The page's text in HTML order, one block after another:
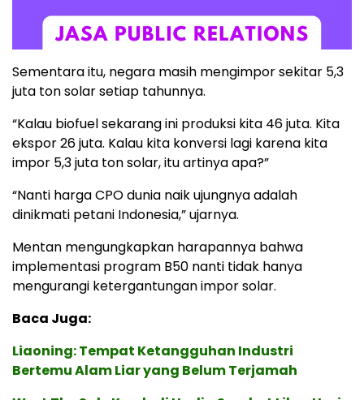
Sementara itu, negara masih mengimpor sekitar 5,3
juta ton solar setiap tahunnya.
“Kalau biofuel sekarang ini produksi kita 46 juta. Kita
ekspor 26 juta. Kalau kita konversi lagi karena kita
impor 5,3 juta ton solar, itu artinya apa?”
“Nanti harga CPO dunia naik ujungnya adalah
dinikmati petani Indonesia,” ujarnya.
Mentan mengungkapkan harapannya bahwa
implementasi program B50 nanti tidak hanya
mengurangi ketergantungan impor solar.
Baca Juga:
Liaoning: Tempat Ketangguhan Industri
Bertemu Alam Liar yang Belum Terjamah